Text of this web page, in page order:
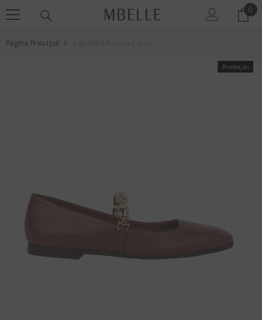
PULAR PARA O CONTEÚDO 0 0
Página Principal
Promoção